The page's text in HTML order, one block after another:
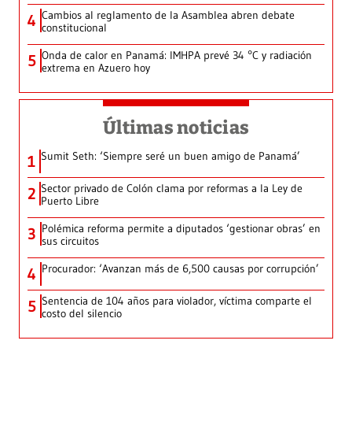
4 Cambios al reglamento de la Asamblea abren debate
constitucional
5 Onda de calor en Panamá: IMHPA prevé 34 °C y radiación
extrema en Azuero hoy
Últimas noticias
1 Sumit Seth: ‘Siempre seré un buen amigo de Panamá’
2 Sector privado de Colón clama por reformas a la Ley de
Puerto Libre
3 Polémica reforma permite a diputados ‘gestionar obras’ en
sus circuitos
4 Procurador: ‘Avanzan más de 6,500 causas por corrupción’
5 Sentencia de 104 años para violador, víctima comparte el
costo del silencio